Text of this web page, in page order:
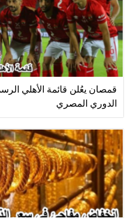
قمصان يعُلن قائمة الأهلي
الدوري المصري